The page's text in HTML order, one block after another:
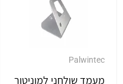
Palwintec
מעמד שולחני למוניטור